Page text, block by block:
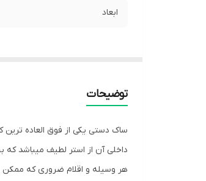
ابعاد
توضیحات
ساک دستی یکی از فوق العاده
داخلی آن از استر لطیف میباشد که
هر وسیله و اقلام ضروری که ممکن